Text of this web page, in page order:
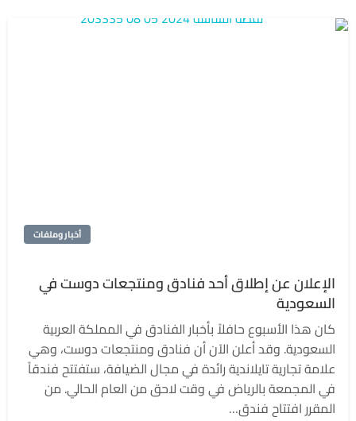
أخبار وملفات
الإعلان عن إطلاق أحد فنادق ومنتجعات دوست في
السعودية
كان هذا الأسبوع حافلاً بأخبار الفنادق في المملكة العربية
السعودية. وقد أعلن الآن أن فنادق ومنتجعات دوست، وهي
علامة تجارية تايلاندية رائدة في مجال الضيافة، ستفتتح فندقاً
في المجمعة بالرياض في وقت لاحق من العام الحالي. من
المقرر افتتاح فندق…